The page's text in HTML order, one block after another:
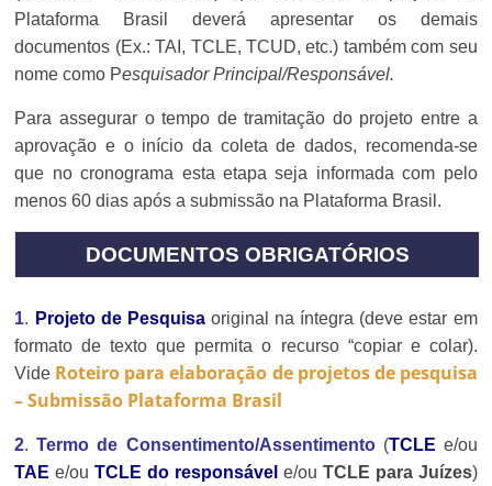
Plataforma Brasil deverá apresentar os demais
documentos (Ex.: TAI, TCLE, TCUD, etc.) também com seu
nome como Pesquisador Principal/Responsável.
Para assegurar o tempo de tramitação do projeto entre a
aprovação e o início da coleta de dados, recomenda-se
que no cronograma esta etapa seja informada com pelo
menos 60 dias após a submissão na Plataforma Brasil.
DOCUMENTOS OBRIGATÓRIOS
1. Projeto de Pesquisa original na íntegra (deve estar em
formato de texto que permita o recurso “copiar e colar).
Vide Roteiro para elaboração de projetos de pesquisa
– Submissão Plataforma Brasil
2. Termo de Consentimento/Assentimento (TCLE e/ou
TAEe/ouTCLE do responsável e/ou TCLE para Juízes)